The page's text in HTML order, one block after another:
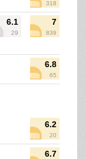
318
6.1
29
7
839
6.8
65
6.2
20
6.7